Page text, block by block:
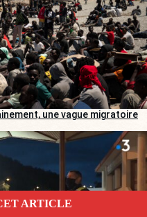
une vague migratoire
ARTICLE